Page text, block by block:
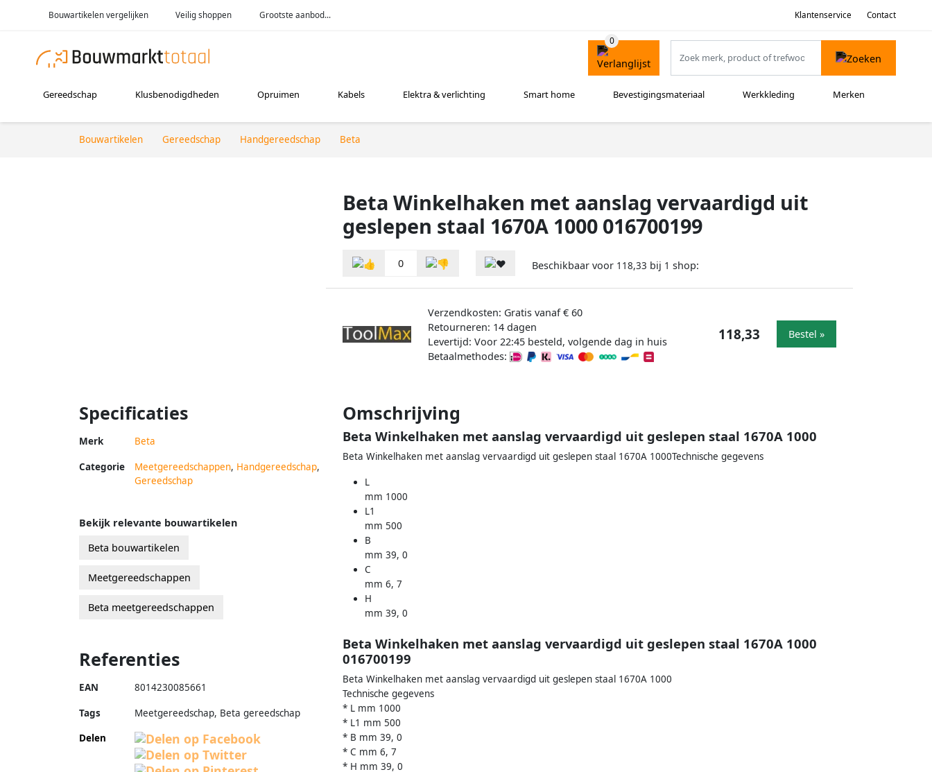
Bouwartikelen vergelijken Veilig shoppen Grootste aanbod... Klantenservice Contact
Gereedschap Klusbenodigdheden Opruimen Kabels Elektra & verlichting Smart home Bevestigingsmateriaal Werkkleding Merken
Bouwartikelen Gereedschap Handgereedschap Beta
Beta Winkelhaken met aanslag vervaardigd uit
geslepen staal 1670A 1000 016700199
0 Beschikbaar voor 118,33 bij 1 shop:
Verzendkosten: Gratis vanaf € 60
Retourneren: 14 dagen
Levertijd: Voor 22:45 besteld, volgende dag in huis
Betaalmethodes:
118,33 Bestel »
Specificaties
Merk Beta
Categorie Meetgereedschappen, Handgereedschap,
Gereedschap
Omschrijving
Beta Winkelhaken met aanslag vervaardigd uit geslepen staal 1670A 1000
Beta Winkelhaken met aanslag vervaardigd uit geslepen staal 1670A 1000Technische gegevens
L
mm 1000
L1
mm 500
B
mm 39, 0
C
mm 6, 7
H
mm 39, 0
Beta Winkelhaken met aanslag vervaardigd uit geslepen staal 1670A 1000
016700199
Beta Winkelhaken met aanslag vervaardigd uit geslepen staal 1670A 1000
Technische gegevens
* L mm 1000
* L1 mm 500
* B mm 39, 0
* C mm 6, 7
* H mm 39, 0
Bekijk relevante bouwartikelen
Beta bouwartikelen
Meetgereedschappen
Beta meetgereedschappen
Referenties
EAN 8014230085661
Tags
Meetgereedschap, Beta gereedschap
Delen